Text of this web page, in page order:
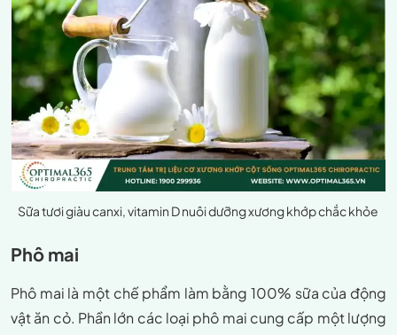
Sữa tươi giàu canxi, vitamin D nuôi dưỡng xương khớp chắc khỏe
Phô mai
Phô mai là một chế phẩm làm bằng 100% sữa của động
vật ăn cỏ. Phần lớn các loại phô mai cung cấp một lượng